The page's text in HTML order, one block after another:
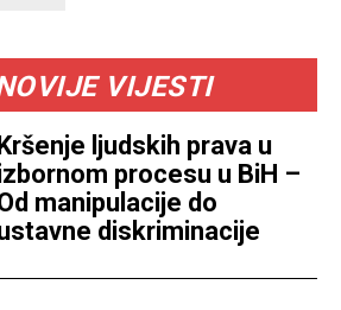
VIJESTI
ljudskih prava u
procesu u BiH –
manipulacije do
diskriminacije